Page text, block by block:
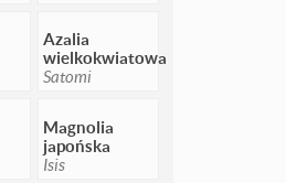
Azalia
wielkokwiatowa
Satomi
Magnolia
japońska
Isis